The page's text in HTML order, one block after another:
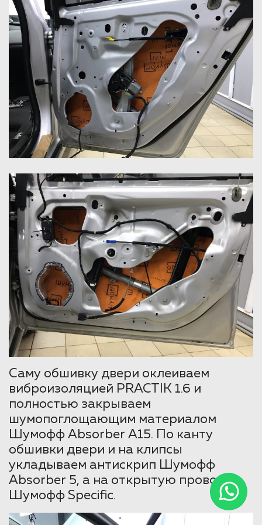
Саму обшивку двери оклеиваем
виброизоляцией PRACTIK 1.6 и
полностью закрываем
шумопоглощающим материалом
Шумофф Absorber А15. По канту
обшивки двери и на клипсы
укладываем антискрип Шумофф
Absorber 5, а на открытую проводку
Шумофф Specific.